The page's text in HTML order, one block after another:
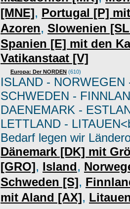
[MNE], Portugal [P]
Azoren, Slowenien
Spanien [E] mit den
Vatikanstaat [V]
Europa: Der NORDEN (610)
ISLAND - NORWEGEN
SCHWEDEN -
DAENEMARK -
LETTLAND -
Bedarf legen wir
Dänemark [DK] mit
[GRO], Island,
Schweden [S],
mit Aland [AX],